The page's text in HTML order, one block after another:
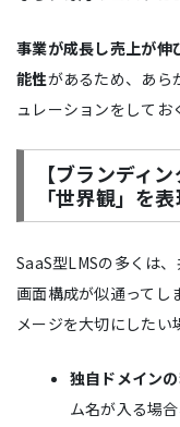
事業が成長し売上が伸
能性があるため、あら
ュレーションをしてお
【ブランディ
「世界観」を
SaaS型LMSの多くは
画面構成が似通ってし
メージを大切にしたい
独自ドメイン
ム名が入る場